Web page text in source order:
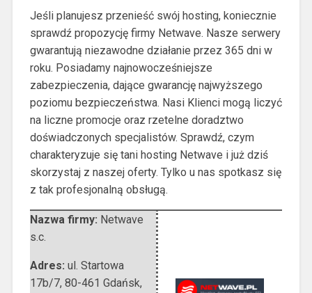
Jeśli planujesz przenieść swój hosting, koniecznie
sprawdź propozycję firmy Netwave. Nasze serwery
gwarantują niezawodne działanie przez 365 dni w
roku. Posiadamy najnowocześniejsze
zabezpieczenia, dające gwarancję najwyższego
poziomu bezpieczeństwa. Nasi Klienci mogą liczyć
na liczne promocje oraz rzetelne doradztwo
doświadczonych specjalistów. Sprawdź, czym
charakteryzuje się tani hosting Netwave i już dziś
skorzystaj z naszej oferty. Tylko u nas spotkasz się
z tak profesjonalną obsługą.
Nazwa firmy: Netwave
s.c.
Adres: ul. Startowa
17b/7, 80-461 Gdańsk,